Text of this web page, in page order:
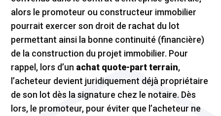
alors le promoteur ou constructeur immobilier
pourrait exercer son droit de rachat du lot
permettant ainsi la bonne continuité (financière)
de la construction du projet immobilier. Pour
rappel, lors d’un achat quote-part terrain,
l’acheteur devient juridiquement déjà propriétaire
de son lot dès la signature chez le notaire. Dès
lors, le promoteur, pour éviter que l’acheteur ne